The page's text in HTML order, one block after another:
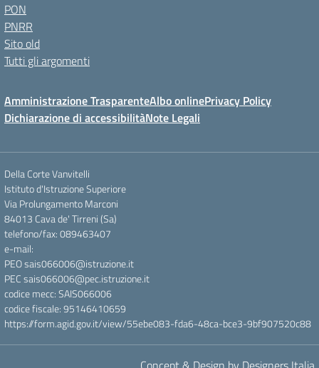
PON
PNRR
Sito old
Tutti gli argomenti
Amministrazione TrasparenteAlbo onlinePrivacy Policy
Dichiarazione di accessibilitàNote Legali
Della Corte Vanvitelli
Istituto d'Istruzione Superiore
Via Prolungamento Marconi
84013 Cava de' Tirreni (Sa)
telefono/fax: 089463407
e-mail:
PEO sais066006@istruzione.it
PEC sais066006@pec.istruzione.it
codice mecc: SAIS066006
codice fiscale: 95146410659
https://form.agid.gov.it/view/55ebe083-fda6-48ca-bce3-9bf907520c88